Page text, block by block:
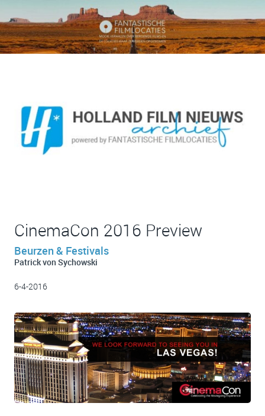
CinemaCon 2016 Preview
Beurzen & Festivals
Patrick von Sychowski
6-4-2016